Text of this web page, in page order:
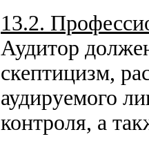
13.2.
Аудитор
скептицизм,
аудируемого
контроля, а